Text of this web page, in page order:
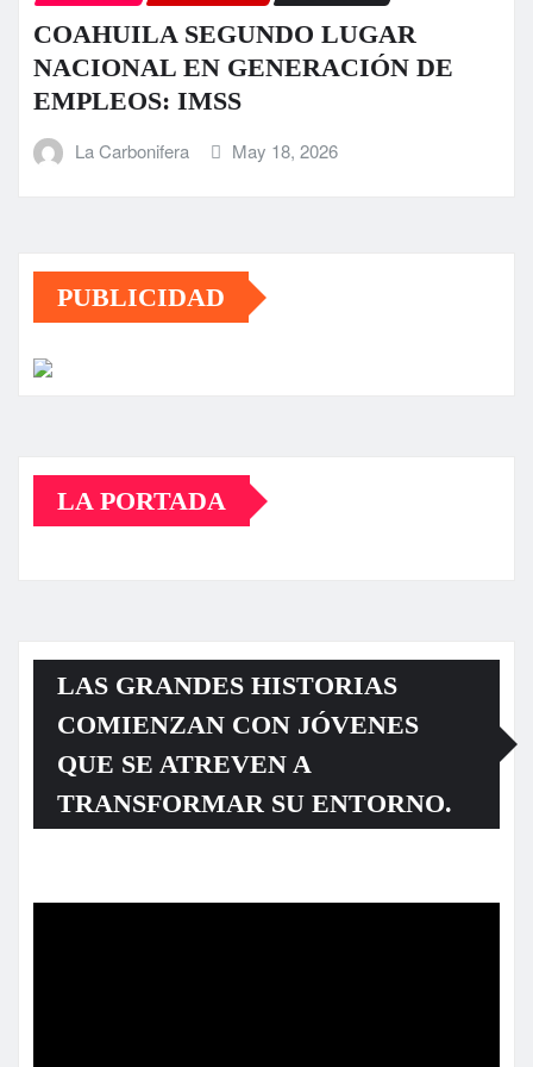
COAHUILA SEGUNDO LUGAR
NACIONAL EN GENERACIÓN DE
EMPLEOS: IMSS
La Carbonifera May 18, 2026
PUBLICIDAD
LA PORTADA
LAS GRANDES HISTORIAS
COMIENZAN CON JÓVENES
QUE SE ATREVEN A
TRANSFORMAR SU ENTORNO.